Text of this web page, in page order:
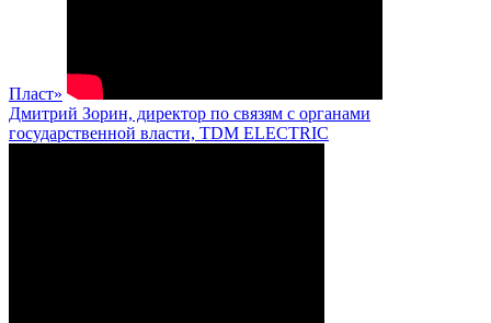
Пласт»
Дмитрий Зорин, директор по связям с органами
государственной власти, TDM ELECTRIC